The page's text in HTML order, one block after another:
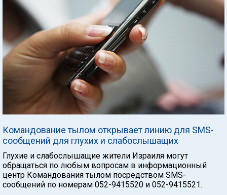
Командование тылом открывает линию для SMS-
сообщений для глухих и слабослышащих
Глухие и слабослышащие жители Израиля могут
обращаться по любым вопросам в информационный
центр Командования тылом посредством SMS-
сообщений по номерам 052-9415520 и 052-9415521.